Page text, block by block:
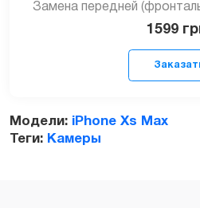
Замена передней
1599
Модели: iPhone Xs Max
Теги: Камеры